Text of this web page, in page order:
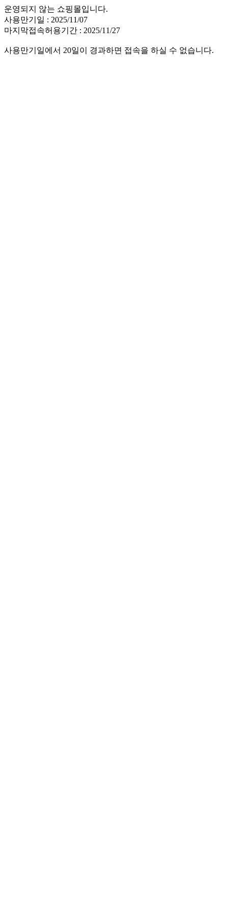
운영되지 않는 쇼핑몰입니다.
사용만기일 : 2025/11/07
마지막접속허용기간 : 2025/11/27
사용만기일에서 20일이 경과하면 접속을 하실 수 없습니다.